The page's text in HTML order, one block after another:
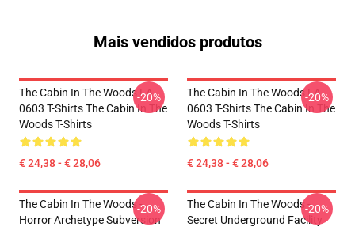
Mais vendidos produtos
The Cabin In The Woods LA
0603 T-Shirts The Cabin In The
Woods T-Shirts
€ 24,38 - € 28,06
-20%
The Cabin In The Woods LA
0603 T-Shirts The Cabin In The
Woods T-Shirts
€ 24,38 - € 28,06
-20%
The Cabin In The Woods -
Horror Archetype Subversion
-20%
The Cabin In The Woods -
Secret Underground Facility
-20%